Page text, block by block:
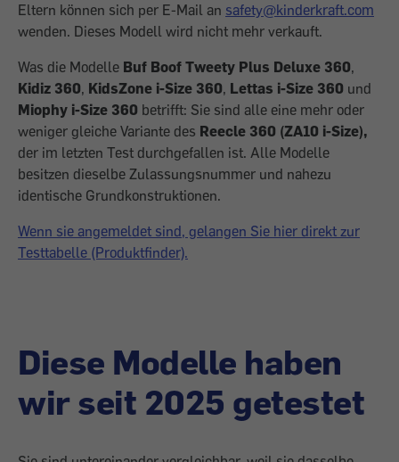
Eltern können sich per E-Mail an safety@kinderkraft.com
wenden. Dieses Modell wird nicht mehr verkauft.
Was die Modelle Buf Boof Tweety Plus Deluxe 360,
Kidiz 360, KidsZone i-Size 360, Lettas i-Size 360 und
Miophy i-Size 360 betrifft: Sie sind alle eine mehr oder
weniger gleiche Variante des Reecle 360 (ZA10 i-Size),
der im letzten Test durchgefallen ist. Alle Modelle
besitzen dieselbe Zulassungsnummer und nahezu
identische Grundkonstruktionen.
Wenn sie angemeldet sind, gelangen Sie hier direkt zur
Testtabelle (Produktfinder).
Diese Modelle haben
wir seit 2025 getestet